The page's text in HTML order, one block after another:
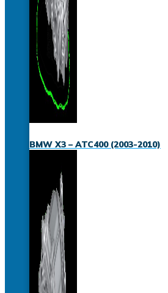
BMW X3 – ATC400 (2003-2010)